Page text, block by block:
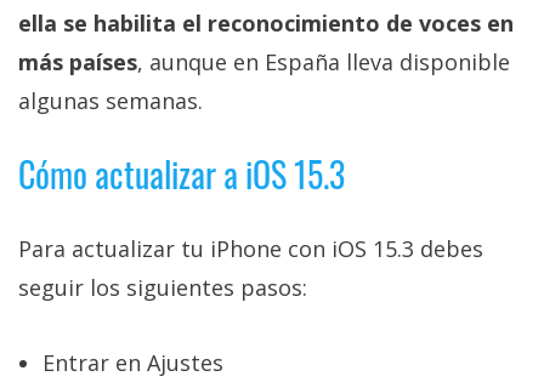
ella se habilita el reconocimiento de voces en
más países, aunque en España lleva disponible
algunas semanas.
Cómo actualizar a iOS 15.3
Para actualizar tu iPhone con iOS 15.3 debes
seguir los siguientes pasos:
Entrar en Ajustes